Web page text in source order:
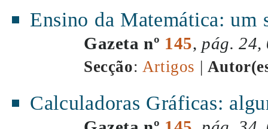
Ensino da Matemática: um
Gazeta nº 145, pág. 24,
Secção: Artigos |
Calculadoras Gráficas: